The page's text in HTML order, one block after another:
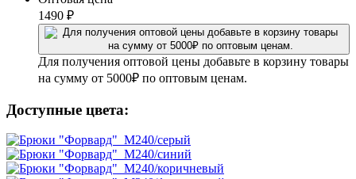
1490 ₽
Для получения оптовой цены добавьте в корзину товары
на сумму от 5000₽ по оптовым ценам.
Доступные цвета: